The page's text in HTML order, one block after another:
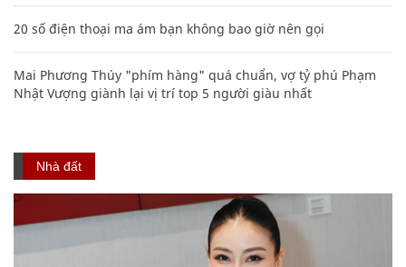
20 số điện thoại ma ám bạn không bao giờ nên gọi
Mai Phương Thúy "phím hàng" quá chuẩn, vợ tỷ phú Phạm
Nhật Vượng giành lại vị trí top 5 người giàu nhất
Nhà đất